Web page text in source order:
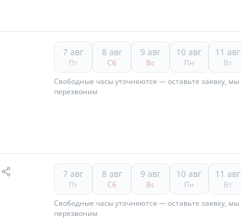
7 авг
Пт
8 авг
Сб
9 авг
Вс
10 авг
Пн
11 авг
Вт
Свободные часы уточняются — оставьте заявку, мы
перезвоним
7 авг
Пт
8 авг
Сб
9 авг
Вс
10 авг
Пн
11 авг
Вт
Свободные часы уточняются — оставьте заявку, мы
перезвоним